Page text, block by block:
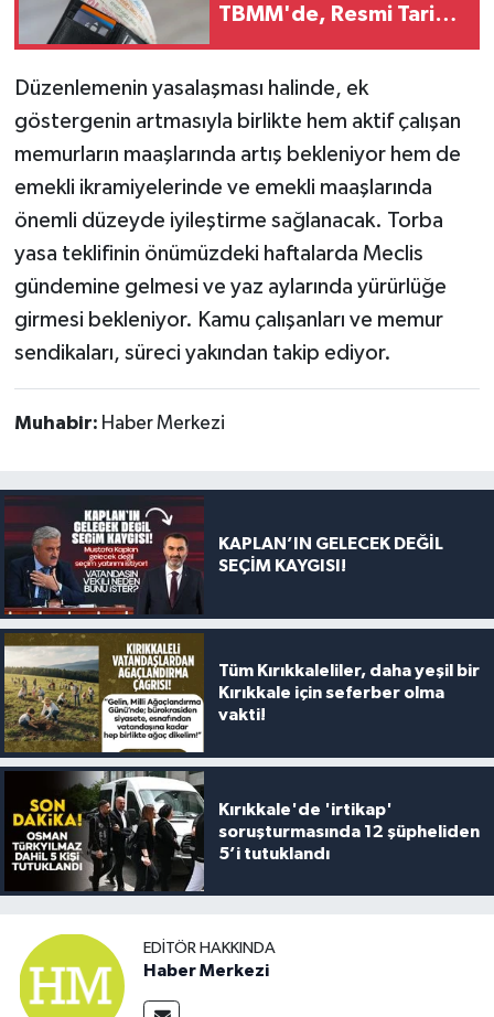
TBMM'de, Resmi Tarih
Düzenlemenin yasalaşması halinde, ek
göstergenin artmasıyla birlikte hem aktif çalışan
memurların maaşlarında artış bekleniyor hem de
emekli ikramiyelerinde ve emekli maaşlarında
önemli düzeyde iyileştirme sağlanacak. Torba
yasa teklifinin önümüzdeki haftalarda Meclis
gündemine gelmesi ve yaz aylarında yürürlüğe
girmesi bekleniyor. Kamu çalışanları ve memur
sendikaları, süreci yakından takip ediyor.
Muhabir: Haber Merkezi
KAPLAN’IN GELECEK DEĞİL
SEÇİM KAYGISI!
Tüm Kırıkkaleliler, daha yeşil bir
Kırıkkale için seferber olma
vakti!
Kırıkkale'de 'irtikap'
soruşturmasında 12 şüpheliden
5’i tutuklandı
EDITÖR HAKKINDA
Haber Merkezi